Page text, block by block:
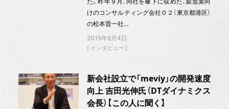
けのコンサルティング会社Ｏ２（東京都港区）
の松本晋一社…
2015年6月4日
インタビュー
新会社設立で「meviy」の開発速度
向上 吉田光伸氏（DTダイナミクス
会長）【この人に聞く】